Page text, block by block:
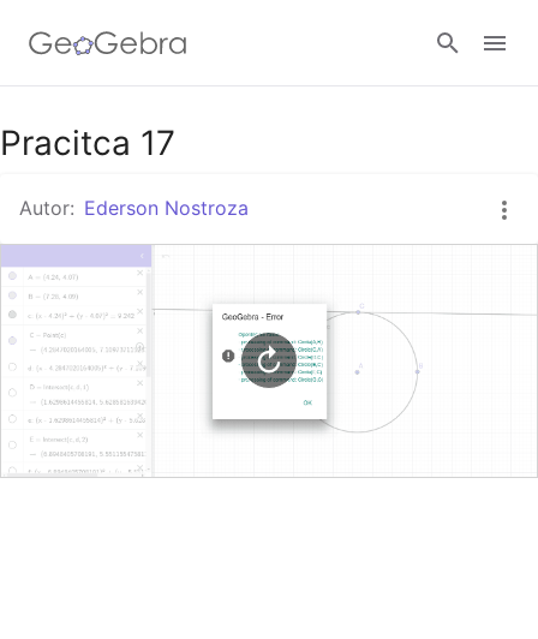
Google Classroom
GeoGebra Classroom
Abrir sesión
Pracitca 17
Autor: Ederson Nostroza